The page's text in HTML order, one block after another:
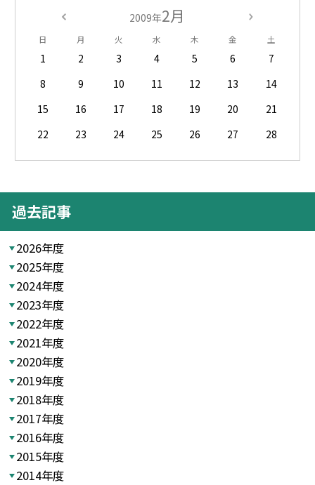
2009年2月
日 月 火 水 木 金 土
1 2 3 4 5 6
7
8
9 10 11 12 13
14
15
16 17 18 19 20
21
22
23 24 25 26 27 28
過去記事
2026年度
2025年度
2024年度
2023年度
2022年度
2021年度
2020年度
2019年度
2018年度
2017年度
2016年度
2015年度
2014年度